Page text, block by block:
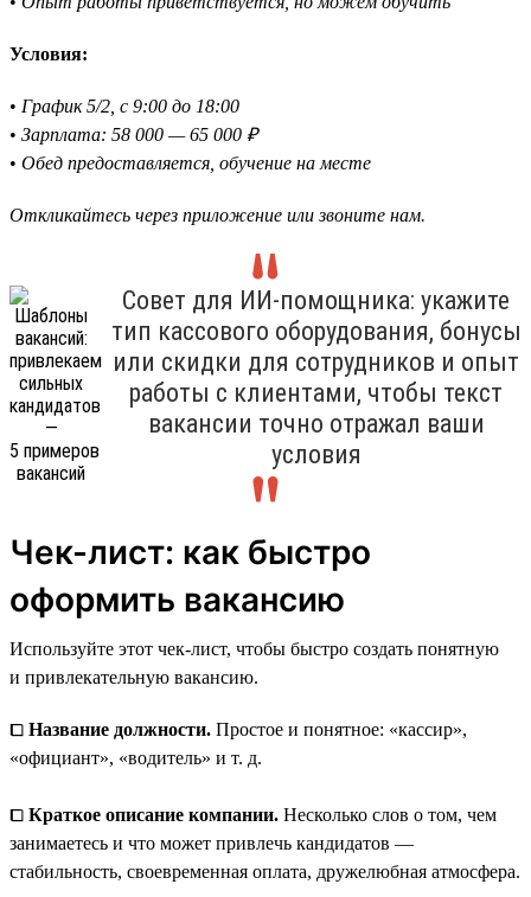
Условия:
• График 5/2, с 9:00 до 18:00
• Зарплата: 58 000 — 65 000 ₽
• Обед предоставляется, обучение на месте
Откликайтесь через приложение или звоните нам.
Совет для ИИ-помощника: укажите
тип кассового оборудования, бонусы
или скидки для сотрудников и опыт
работы с клиентами, чтобы текст
вакансии точно отражал ваши
условия
Чек-лист: как быстро
оформить вакансию
Используйте этот чек-лист, чтобы быстро создать понятную
и привлекательную вакансию.
⧠ Название должности. Простое и понятное: «кассир»,
«официант», «водитель» и т. д.
⧠ Краткое описание компании. Несколько слов о том, чем
занимаетесь и что может привлечь кандидатов —
стабильность, своевременная оплата, дружелюбная атмосфера.